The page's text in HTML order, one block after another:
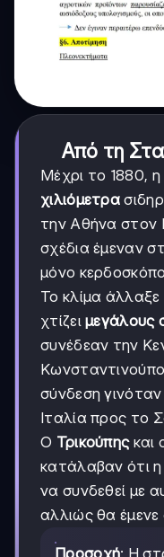
Από τη
Μέχρι το 1880,
χιλιόμετρα
την Αθήνα στον
σχέδια έμεναν
μόνο
Το κλίμα
χτίζειμεγάλους
συνέδεαν την
σύνδεση
Ιταλία προς το
Ο Τρικούπηςκαι
κατάλαβαν ότι
να συνδεθεί με
αλλιώς θα